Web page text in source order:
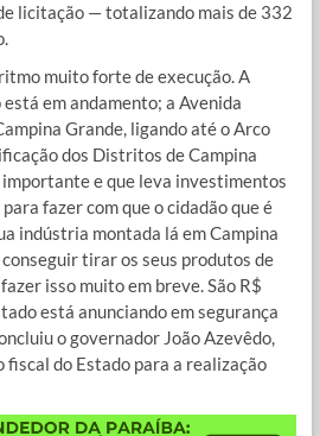
licitação — totalizando mais de 332
muito forte de execução. A
em andamento; a Avenida
Grande, ligando até o Arco
dos Distritos de Campina
e que leva investimentos
fazer com que o cidadão que é
indústria montada lá em Campina
tirar os seus produtos de
isso muito em breve. São R$
está anunciando em segurança
o governador João Azevêdo,
fiscal do Estado para a realização